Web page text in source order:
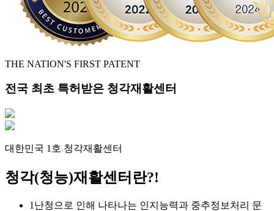
THE NATION'S FIRST PATENT
전국 최초 특허받은 청각재활센터
대한민국 1호 청각재활센터
청각(청능)재활센터란?!
1 난청으로 인해 나타나는 인지능력과 중추정보처리 문